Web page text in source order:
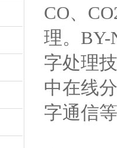
CO、
理。BY-
字处理
中在线
字通信